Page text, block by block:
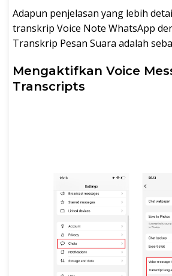
Adapun penjelasan yang lebih
transkrip Voice Note WhatsApp
Transkrip Pesan Suara adalah
Mengaktifkan Voice
Transcripts